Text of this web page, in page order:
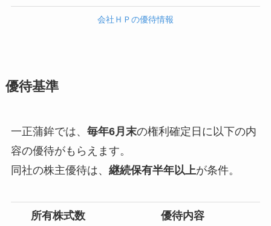
会社ＨＰの優待情報
優待基準
一正蒲鉾では、 毎年6月末の権利確定日に以下の内
容の優待がもらえます。
同社の株主優待は、 継続保有半年以上が条件。
所有株式数
優待内容